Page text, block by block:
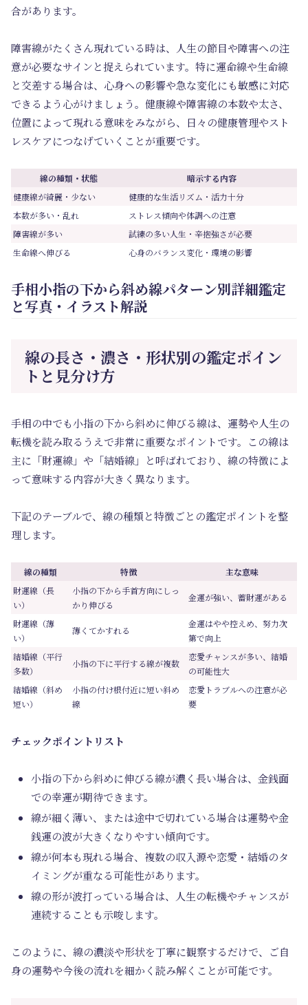
合があります。
障害線がたくさん現れている時は、人生の節目や障害への注
意が必要なサインと捉えられています。特に運命線や生命線
と交差する場合は、心身への影響や急な変化にも敏感に対応
できるよう心がけましょう。健康線や障害線の本数や太さ、
位置によって現れる意味をみながら、日々の健康管理やスト
レスケアにつなげていくことが重要です。
線の種類・状態
暗示する内容
健康線が綺麗・少ない
健康的な生活リズム・活力十分
本数が多い・乱れ
ストレス傾向や体調への注意
障害線が多い
試練の多い人生・辛抱強さが必要
生命線へ伸びる
心身のバランス変化・環境の影響
手相小指の下から斜め線パターン別詳細鑑定
と写真・イラスト解説
線の長さ・濃さ・形状別の鑑定ポイン
トと見分け方
手相の中でも小指の下から斜めに伸びる線は、運勢や人生の
転機を読み取るうえで非常に重要なポイントです。この線は
主に「財運線」や「結婚線」と呼ばれており、線の特徴によ
って意味する内容が大きく異なります。
下記のテーブルで、線の種類と特徴ごとの鑑定ポイントを整
理します。
線の種類 特徴
主な意味
財運線（長
い）
小指の下から手首方向にしっ
かり伸びる
金運が強い、蓄財運がある
財運線（薄
い）
薄くてかすれる
金運はやや控えめ、努力次
第で向上
結婚線（平行
多数）
小指の下に平行する線が複数
恋愛チャンスが多い、結婚
の可能性大
結婚線（斜め
短い）
小指の付け根付近に短い斜め
線
恋愛トラブルへの注意が必
要
チェックポイントリスト
小指の下から斜めに伸びる線が濃く長い場合は、金銭面
での幸運が期待できます。
線が細く薄い、または途中で切れている場合は運勢や金
銭運の波が大きくなりやすい傾向です。
線が何本も現れる場合、複数の収入源や恋愛・結婚のタ
イミングが重なる可能性があります。
線の形が波打っている場合は、人生の転機やチャンスが
連続することも示唆します。
このように、線の濃淡や形状を丁寧に観察するだけで、ご自
身の運勢や今後の流れを細かく読み解くことが可能です。